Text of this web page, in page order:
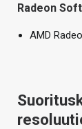
Radeon
AMD